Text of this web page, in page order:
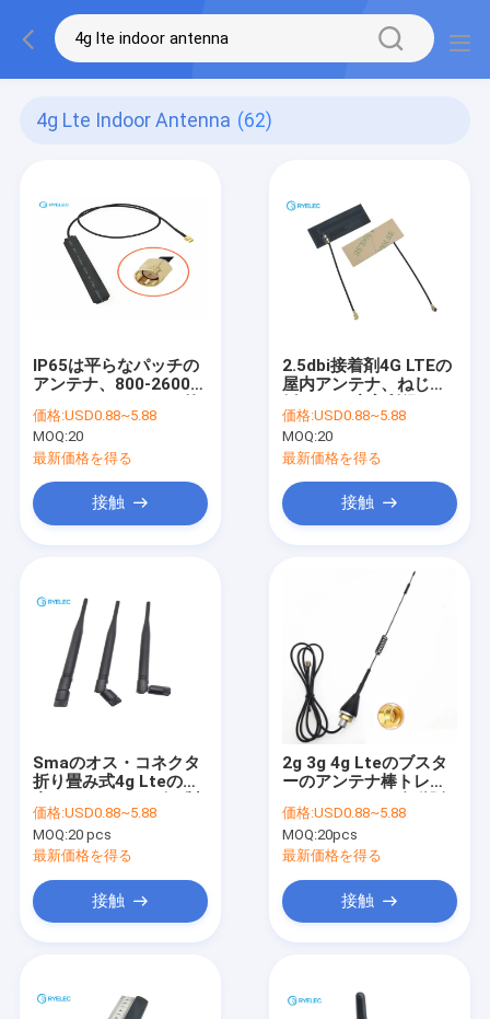
4g Lte Indoor Antenna (62)
IP65は平らなパッチの
アンテナ、800-2600
部アンテナを細くしま
す
価格:USD0.88~5.88
MOQ:20
最新価格を得る
接触
2.5dbi接着剤4G LTEの
屋内アンテナ、ねじ台
Sntenna
価格:USD0.88~5.88
MOQ:20
最新価格を得る
接触
Smaのオス・コネクタ
折り畳み式4g Lteの屋
棒200mm高さ
価格:USD0.88~5.88
MOQ:20 pcs
最新価格を得る
接触
2g 3g 4g Lteのブスタ
ーのアンテナ棒トレー
売機10dbiねじ台紙
価格:USD0.88~5.88
MOQ:20pcs
最新価格を得る
接触